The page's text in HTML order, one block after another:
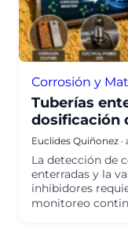
Corrosión y
Tuberías
dosificación
Euclides Quiñonez ·
La detección de
enterradas y la
inhibidores
monitoreo